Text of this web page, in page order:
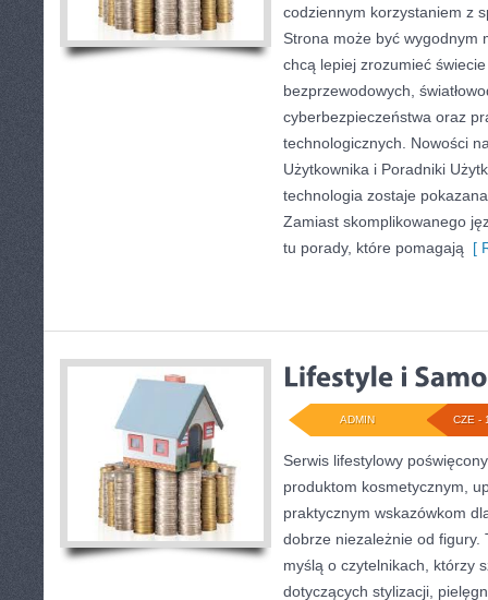
codziennym korzystaniem z
Strona może być wygodnym
chcą lepiej zrozumieć
bezprzewodowych,
cyberbezpieczeństwa oraz
technologicznych. Nowości
Użytkownika i Poradniki
technologia zostaje
Zamiast skomplikowanego
tu porady, które pomagają [
CZE -
ADMIN
Serwis lifestylowy
produktom kosmetycznym,
praktycznym wskazówkom
dobrze niezależnie od figury.
myślą o czytelnikach, którzy
dotyczących stylizacji,